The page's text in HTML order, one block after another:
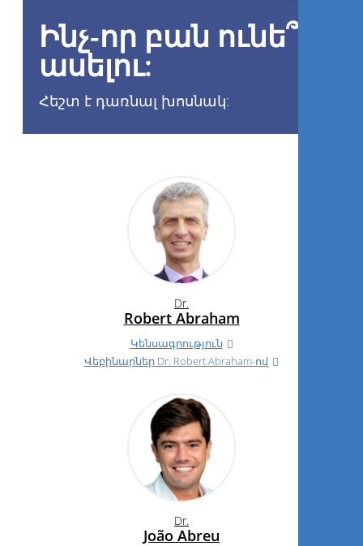
Ինչ-որ բան ունե՞ք
ասելու:
Հեշտ է դառնալ խոսնակ:
Dr.
Robert Abraham
Կենսագրություն
Վեբինարներ Dr. Robert Abraham-ով
Dr.
João Abreu